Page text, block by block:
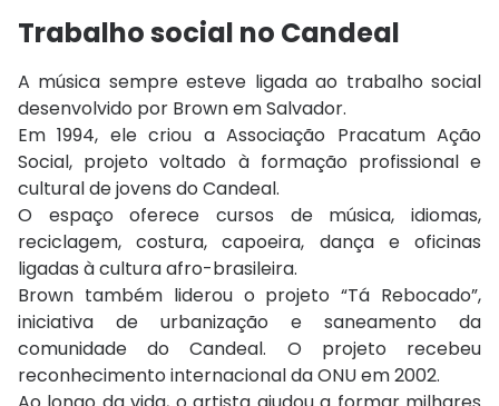
Trabalho social no Candeal
A música sempre esteve ligada ao trabalho social
desenvolvido por Brown em Salvador.
Em 1994, ele criou a Associação Pracatum Ação
Social, projeto voltado à formação profissional e
cultural de jovens do Candeal.
O espaço oferece cursos de música, idiomas,
reciclagem, costura, capoeira, dança e oficinas
ligadas à cultura afro-brasileira.
Brown também liderou o projeto “Tá Rebocado”,
iniciativa de urbanização e saneamento da
comunidade do Candeal. O projeto recebeu
reconhecimento internacional da ONU em 2002.